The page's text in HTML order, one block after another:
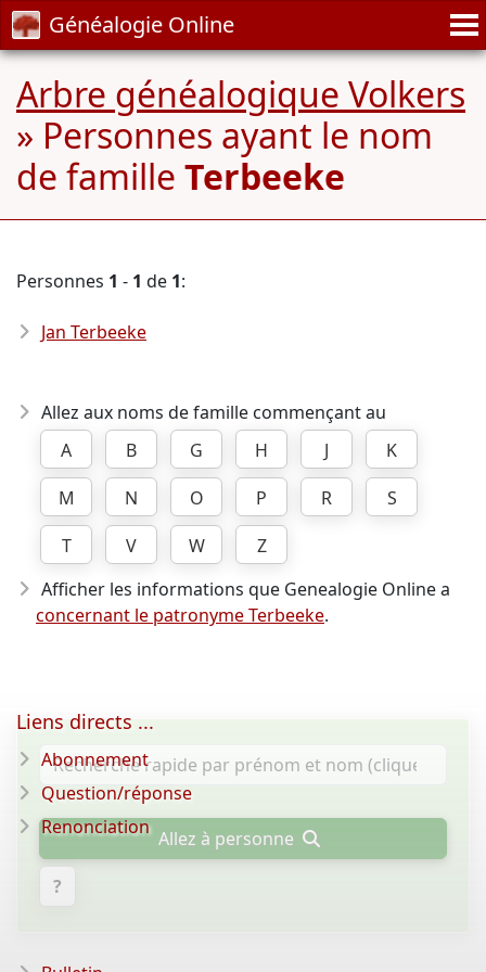
Généalogie Online
Arbre généalogique Volkers
» Personnes ayant le nom
de famille Terbeeke
Personnes 1 - 1 de 1:
Jan Terbeeke
Allez aux noms de famille commençant au
A
B G H J
K
M
N O P R
S
T
V W
Z
Afficher les informations que Genealogie Online a
concernant le patronyme Terbeeke.
Allez à personne
?
Liens directs ...
Abonnement
Question/réponse
Renonciation